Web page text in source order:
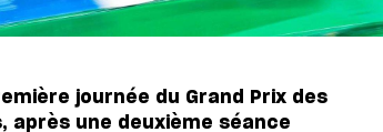
journée du Grand Prix des
après une deuxième séance